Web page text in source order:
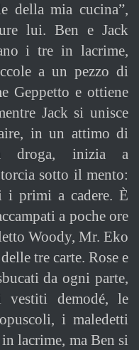
della mia cucina”,
lui. Ben e Jack
i tre in lacrime,
a un pezzo di
Geppetto e ottiene
Jack si unisce
in un attimo di
droga, inizia a
sotto il mento:
i primi a cadere. È
a poche ore
Woody, Mr. Eko
tre carte. Rose e
da ogni parte,
vestiti demodé, le
i maledetti
lacrime, ma Ben si